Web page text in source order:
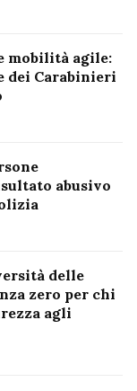
mobilità agile:
dei Carabinieri
abusivo
delle
zero per chi
agli